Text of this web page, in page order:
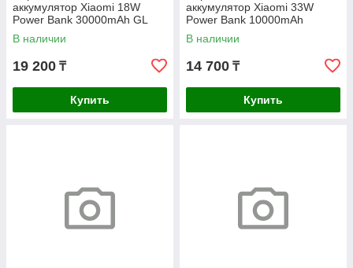
аккумулятор Xiaomi 18W
Power Bank 30000mAh GL
В наличии
19 200 ₸
Купить
аккумулятор Xiaomi 33W
Power Bank 10000mAh
(Integrated Cable) Ice Blue GL
В наличии
14 700 ₸
Купить